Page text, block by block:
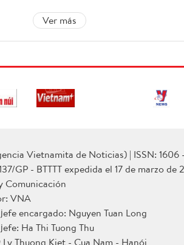
Ver más
Vietnamita de Noticias) | ISSN: 1606
GP - BTTTT expedida el 17 de marzo
Comunicación
VNA
encargado: Nguyen Tuan Long
Ha Thi Tuong Thu
Thuong Kiet - Cua Nam - Hanói